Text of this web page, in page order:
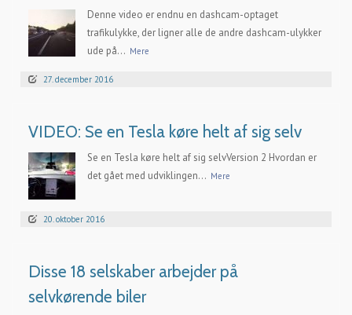
Denne video er endnu en dashcam-optaget
trafikulykke, der ligner alle de andre dashcam-ulykker
ude på... Mere
27. december 2016
VIDEO: Se en Tesla køre helt af sig selv
Se en Tesla køre helt af sig selvVersion 2 Hvordan er
det gået med udviklingen... Mere
20. oktober 2016
Disse 18 selskaber arbejder på
selvkørende biler